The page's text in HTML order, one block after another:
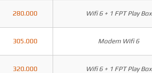
280.000 Wifi 6 + 1 FPT Play Box
305.000 Modem Wifi 6
320.000 Wifi 6 + 1 FPT Play Box